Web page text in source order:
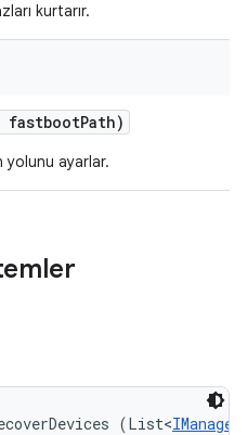
kurtarır.
fastbootPath)
yolunu ayarlar.
(List<